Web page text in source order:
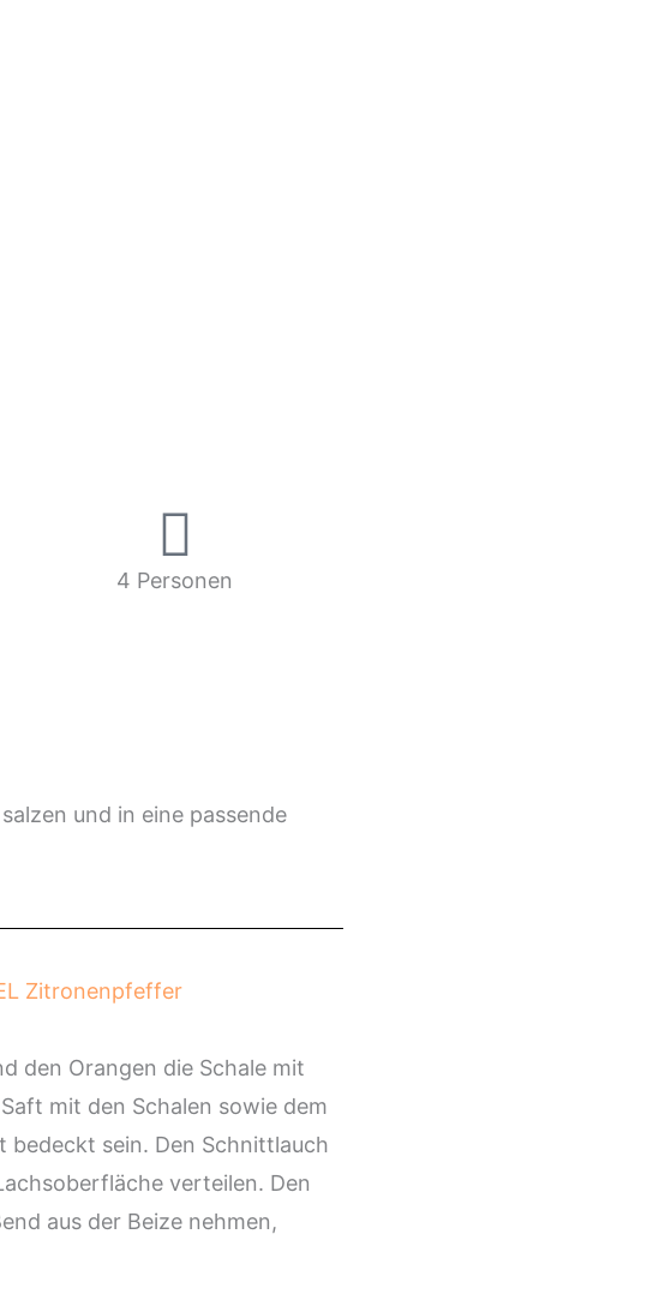
4 Personen
und in eine passende
Zitronenpfeffer
den Orangen die Schale mit
mit den Schalen sowie dem
bedeckt sein. Den Schnittlauch
verteilen. Den
aus der Beize nehmen,